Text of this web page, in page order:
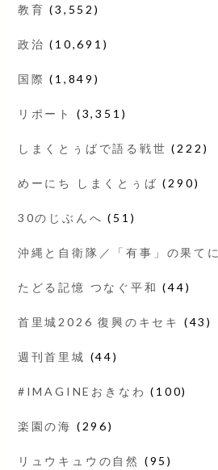
教育 (3,552)
政治 (10,691)
国際 (1,849)
リポート (3,351)
しまくとぅばで語る戦世 (222)
めーにち しまくとぅば (290)
30のじぶんへ (51)
沖縄と自衛隊／「有事」の果てに
たどる記憶 つなぐ平和 (44)
首里城2026 復興のキセキ (43)
週刊首里城 (44)
#IMAGINEおきなわ (100)
楽園の海 (296)
リュウキュウの自然 (95)